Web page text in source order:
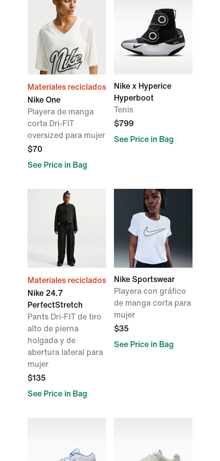
Materiales reciclados
Nike One
Playera de manga
corta Dri-FIT
oversized para mujer
$70
See Price in Bag
Nike x Hyperice
Hyperboot
Tenis
$799
See Price in Bag
Materiales reciclados
Nike 24.7
PerfectStretch
Pants Dri-FIT de tiro
alto de pierna
holgada y de
abertura lateral para
mujer
$135
See Price in Bag
Nike Sportswear
Playera con gráfico
de manga corta para
mujer
$35
See Price in Bag